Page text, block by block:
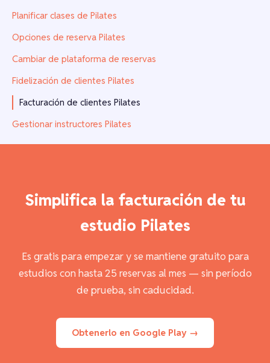
Planificar clases de Pilates
Opciones de reserva Pilates
Cambiar de plataforma de reservas
Fidelización de clientes Pilates
Facturación de clientes Pilates
Gestionar instructores Pilates
Simplifica la facturación de tu
estudio Pilates
Es gratis para empezar y se mantiene gratuito para
estudios con hasta 25 reservas al mes — sin período
de prueba, sin caducidad.
Obtenerlo en Google Play →